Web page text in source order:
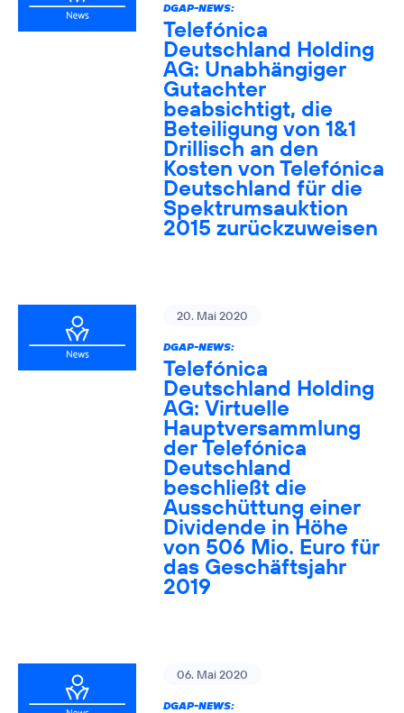
DGAP-NEWS:
Telefónica
Deutschland Holding
AG: Unabhängiger
Gutachter
beabsichtigt, die
Beteiligung von 1&1
Drillisch an den
Kosten von Telefónica
Deutschland für die
Spektrumsauktion
2015 zurückzuweisen
20. Mai 2020
DGAP-NEWS:
Telefónica
Deutschland Holding
AG: Virtuelle
Hauptversammlung
der Telefónica
Deutschland
beschließt die
Ausschüttung einer
Dividende in Höhe
von 506 Mio. Euro für
das Geschäftsjahr
2019
06. Mai 2020
DGAP-NEWS: